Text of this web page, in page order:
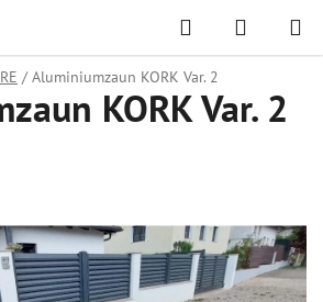
Suchen
/ Aluminiumzaun KORK Var. 2
KORK Var. 2